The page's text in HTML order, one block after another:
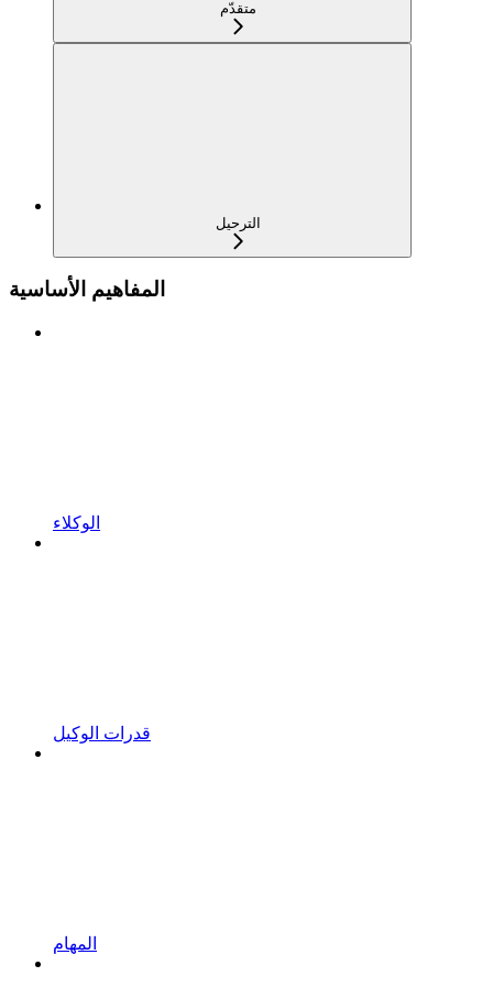
متقدّم
الترحيل
المفاهيم الأساسية
الوكلاء
قدرات الوكيل
المهام